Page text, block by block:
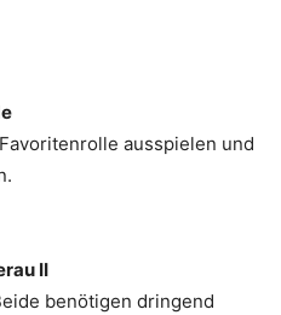
ausspielen und
II
benötigen dringend